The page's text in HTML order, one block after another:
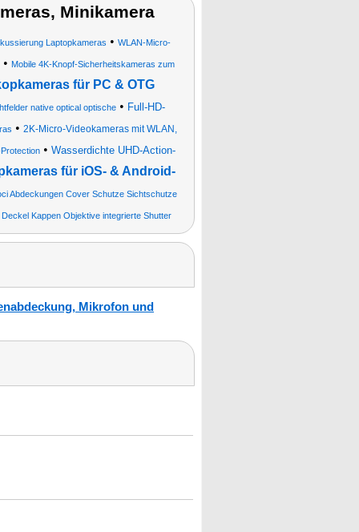
Minikamera
Laptopkameras • WLAN-Micro-
• Mobile 4K-Knopf-Sicherheitskameras zum
für PC & OTG
native optical optische • Full-HD-
• 2K-Micro-Videokameras mit WLAN,
• Wasserdichte UHD-Action-
für iOS- & Android-
Abdeckungen Cover Schutze Sichtschutze
Kappen Objektive integrierte Shutter
Mikrofon und